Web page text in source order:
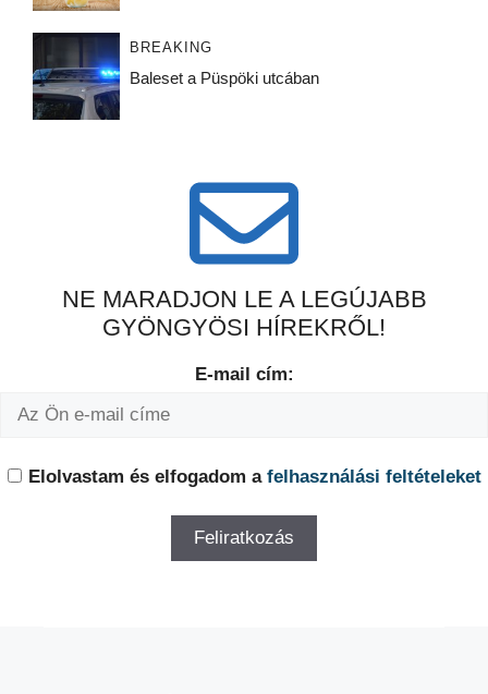
BREAKING
Baleset a Püspöki utcában
NE MARADJON LE A LEGÚJABB
GYÖNGYÖSI HÍREKRŐL!
E-mail cím:
Elolvastam és elfogadom a felhasználási feltételeket